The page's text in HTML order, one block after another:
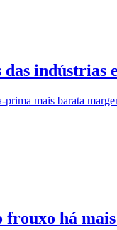
indústrias
prima mais barata
frouxo há